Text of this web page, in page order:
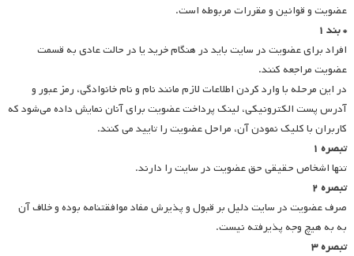
عضویت و قوانین و مقررات مربوطه است.
* بند ۱
افراد برای عضویت در سایت باید در هنگام خرید یا در حالت عادی به قسمت
عضویت مراجعه کنند.
در این مرحله با وارد کردن اطلاعات لازم مانند نام و نام خانوادگی، رمز عبور و
آدرس پست الکترونیکی، لینک پرداخت عضویت برای آنان نمایش داده می‌شود که
کاربران با کلیک نمودن آن، مراحل عضویت را تایید می کنند.
تبصره ۱
تنها اشخاص حقیقی حق عضویت در سایت را دارند.
تبصره ۲
صرف عضویت در سایت دلیل بر قبول و پذیرش مفاد موافقتنامه بوده و خلاف آن
به به هیچ وجه پذیرفته نیست.
تبصره ۳